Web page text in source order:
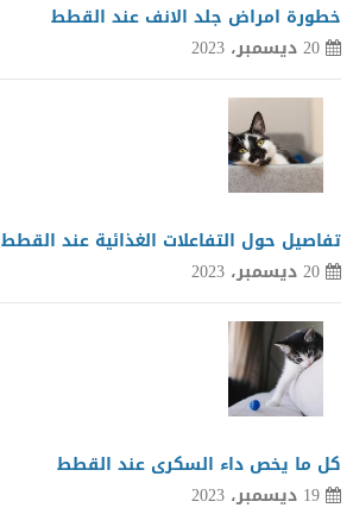
خطورة امراض جلد الانف عند القطط
20 ديسمبر، 2023
تفاصيل حول التفاعلات الغذائية عند القطط
20 ديسمبر، 2023
كل ما يخص داء السكرى عند القطط
19 ديسمبر، 2023